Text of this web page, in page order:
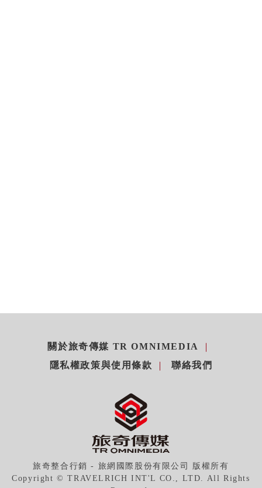
關於旅奇傳媒 TR OMNIMEDIA
隱私權政策與使用條款
聯絡我們
旅奇整合行銷 - 旅網國際股份有限公司 版權所有
Copyright © TRAVELRICH INT'L CO., LTD. All Rights